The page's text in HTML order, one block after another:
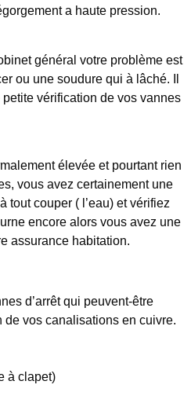
a haute pression.
général votre problème est
ou une soudure qui à lâché. Il
vérification de vos vannes
élevée et pourtant rien
vous avez certainement une
tout couper ( l’eau) et vérifiez
encore alors vous avez une
assurance habitation.
d’arrêt qui peuvent-être
vos canalisations en cuivre.
à clapet)